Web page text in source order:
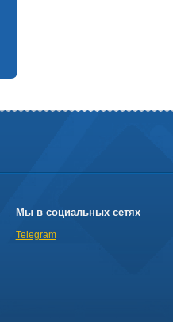
Мы в социальных сетях
Telegram